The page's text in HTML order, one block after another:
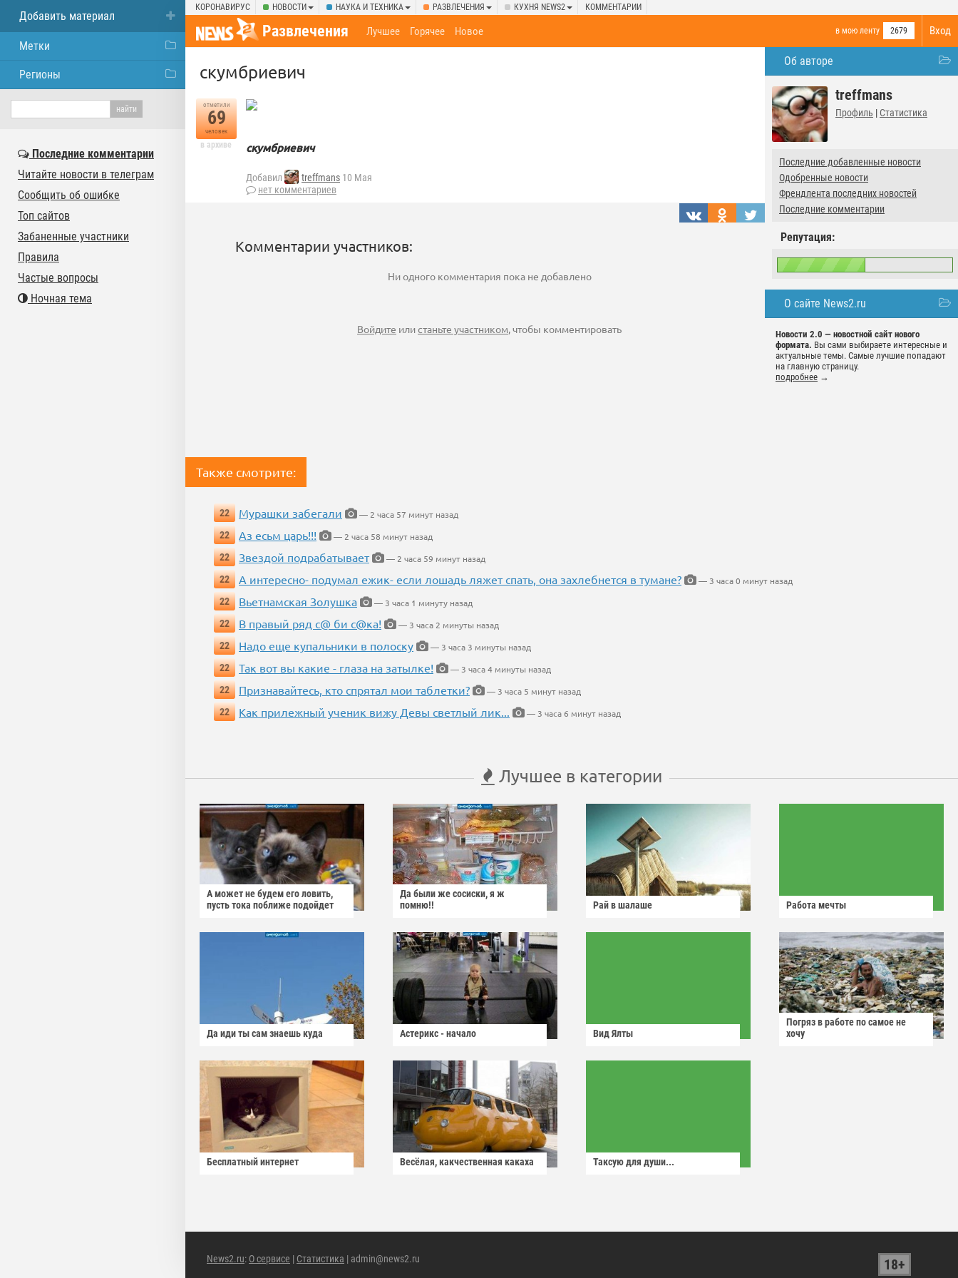
КОРОНАВИРУС НОВОСТИ НАУКА И ТЕХНИКА РАЗВЛЕЧЕНИЯ КУХНЯ NEWS2 КОММЕНТАРИИ
Вход
Развлечения в мою ленту 2679
Лучшее Горячее Новое
Об авторе
treffmans
Профиль | Статистика
Последние добавленные новости
Одобренные новости
Френдлента последних новостей
Последние комментарии
Репутация:
О сайте News2.ru
Новости 2.0 — новостной сайт нового
формата. Вы сами выбираете интересные и
актуальные темы. Самые лучшие попадают
на главную страницу.
подробнее →
скумбриевич
отметили
69
человек
в архиве скумбриевич
Добавил treffmans 10 Мая
нет комментариев
Комментарии участников:
Ни одного комментария пока не добавлено
Войдите илистаньте участником, чтобы комментировать
Также смотрите:
22 Мурашки забегали
— 2 часа 57 минут назад
22
Аз есьм царь!!!
— 2 часа 58 минут назад
22
Звездой подрабатывает
— 2 часа 59 минут назад
22
А интересно- подумал ежик- если лошадь ляжет спать, она захлебнется в тумане?
— 3 часа 0 минут назад
22
Вьетнамская Золушка
— 3 часа 1 минуту назад
22
В правый ряд с@ би с@ка!
— 3 часа 2 минуты назад
22
Надо еще купальники в полоску
— 3 часа 3 минуты назад
22
Так вот вы какие - глаза на затылке!
— 3 часа 4 минуты назад
22
Признавайтесь, кто спрятал мои таблетки?
— 3 часа 5 минут назад
22
Как прилежный ученик вижу Девы светлый лик... — 3 часа 6 минут назад
Лучшее в категории
А может не будем его ловить,
пусть тока поближе подойдет
Да были же сосиски, я ж
помню!!
Рай в шалаше Работа мечты
Да иди ты сам знаешь куда Астерикс - начало Вид Ялты
Погряз в работе по самое не
хочу
Бесплатный интернет Весёлая, какчественная какаха Таксую для души...
News2.ru: О сервисе | Статистика | admin@news2.ru 18+
Добавить материал
Метки
Регионы
Последние комментарии
Читайте новости в телеграм
Сообщить об ошибке
Топ сайтов
Забаненные участники
Правила
Частые вопросы
Ночная тема